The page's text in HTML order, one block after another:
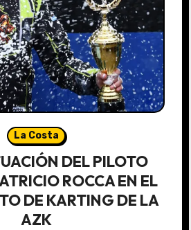
La Costa
DEL PILOTO
ROCCA EN EL
DE KARTING DE LA
AZK